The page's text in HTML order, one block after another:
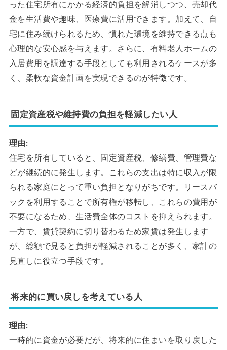
った住宅所有にかかる経済的負担を解消しつつ、売却代
金を生活費や趣味、医療費に活用できます。加えて、自
宅に住み続けられるため、慣れた環境を維持できる点も
心理的な安心感を与えます。さらに、有料老人ホームの
入居費用を調達する手段としても利用されるケースが多
く、柔軟な資金計画を実現できるのが特徴です。
固定資産税や維持費の負担を軽減したい人
理由:
住宅を所有していると、固定資産税、修繕費、管理費な
どが継続的に発生します。これらの支出は特に収入が限
られる家庭にとって重い負担となりがちです。リースバ
ックを利用することで所有権が移転し、これらの費用が
不要になるため、生活費全体のコストを抑えられます。
一方で、賃貸契約に切り替わるため家賃は発生します
が、総額で見ると負担が軽減されることが多く、家計の
見直しに役立つ手段です。
将来的に買い戻しを考えている人
理由:
一時的に資金が必要だが、将来的に住まいを取り戻した